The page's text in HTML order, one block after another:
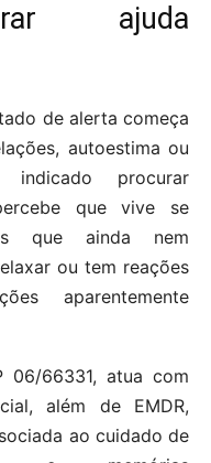
ajuda
de alerta começa
autoestima ou
procurar
que vive se
que ainda nem
ou tem reações
aparentemente
06/66331, atua com
além de EMDR,
ao cuidado de